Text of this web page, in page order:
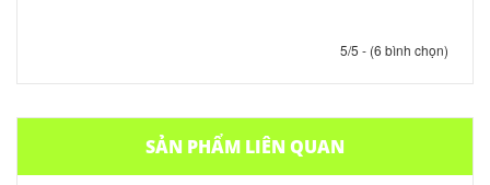
5/5 - (6 bình chọn)
SẢN PHẨM LIÊN QUAN